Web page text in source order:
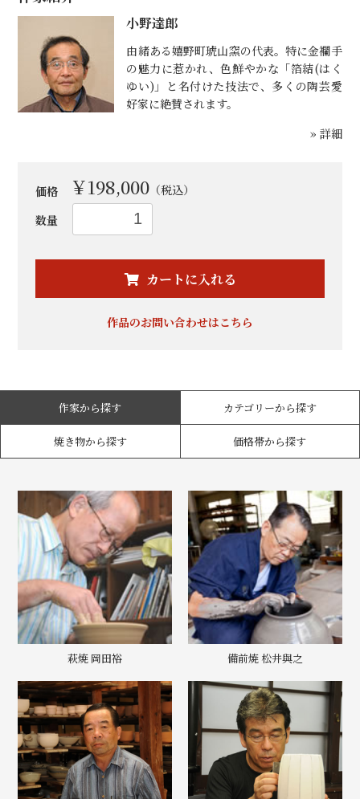
小野達郎
由緒ある嬉野町琥山窯の代表。特に金襴手
の魅力に惹かれ、色鮮やかな「箔結(はく
ゆい)」と名付けた技法で、多くの陶芸愛
好家に絶賛されます。
» 詳細
価格 ￥198,000 （税込）
数量
カートに入れる
お買い物を続ける
作品のお問い合わせはこちら
作家から探す カテゴリーから探す
焼き物から探す 価格帯から探す
萩焼 岡田裕 備前焼 松井與之